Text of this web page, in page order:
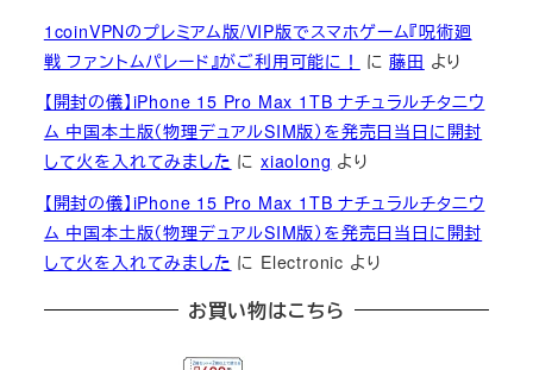
1coinVPNのプレミアム版/VIP版でスマホゲーム『呪術廻
戦 ファントムパレード』がご利用可能に！
に藤田 より
【開封の儀】iPhone 15 Pro Max 1TB ナチュラルチタニウ
ム 中国本土版（物理デュアルSIM版）を発売日当日に開封
して火を入れてみました にxiaolong より
【開封の儀】iPhone 15 Pro Max 1TB ナチュラルチタニウ
ム 中国本土版（物理デュアルSIM版）を発売日当日に開封
して火を入れてみました に Electronic より
お買い物はこちら